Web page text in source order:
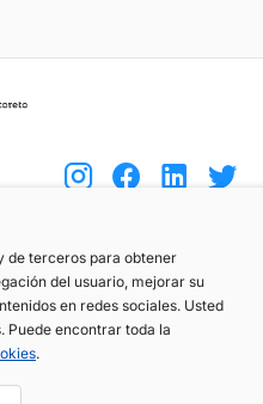
de terceros para obtener
del usuario, mejorar su
en redes sociales. Usted
Puede encontrar toda la
.
(+34) 744 408 070
info@motoreto.com